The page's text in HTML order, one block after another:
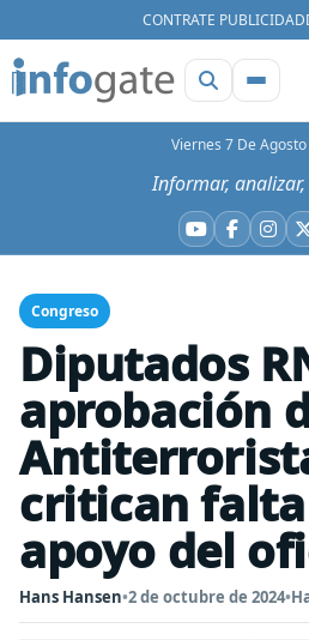
CONTRATE PUBLICIDAD
Viernes 7 De
Informar,
YouTube
Congreso
Diputados
aprobación
critican
apoyo del
Hans Hansen•2 de octubre de 2024•